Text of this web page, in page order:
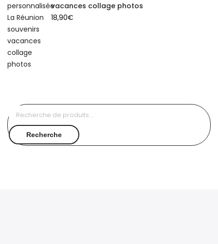
vacances collage photos
18,90€
Recherche